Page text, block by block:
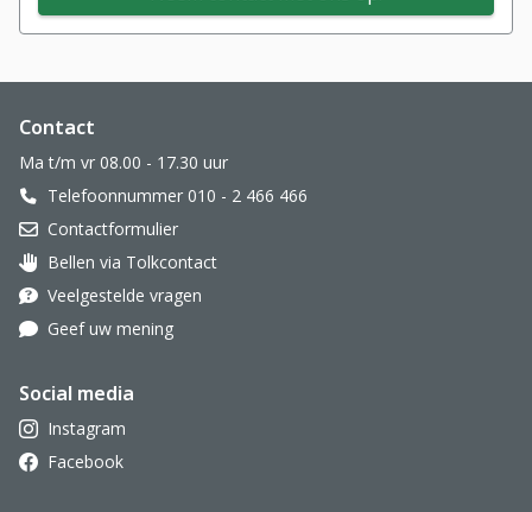
Website footer
Contact
Ma t/m vr 08.00 - 17.30 uur
Telefoonnummer 010 - 2 466 466
Contactformulier
Oor met hoortoestel
Bellen via Tolkcontact
Veelgestelde vragen
Geef uw mening
Social media
Instagram
Facebook